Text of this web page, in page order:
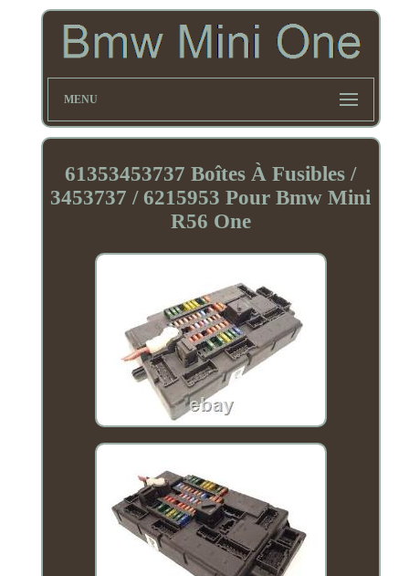
MENU
61353453737 Boîtes À Fusibles /
3453737 / 6215953 Pour Bmw Mini
R56 One